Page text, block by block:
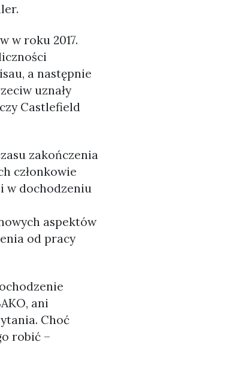
w roku 2017.
a następnie
uznały
Castlefield
zakończenia
członkowie
w dochodzeniu
aspektów
od pracy
ani
Choć
robić –